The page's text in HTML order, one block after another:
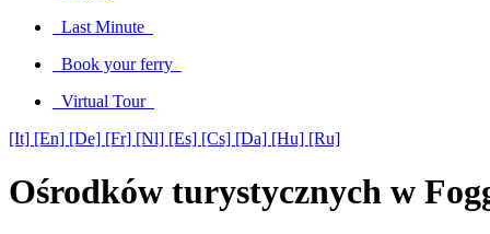
Last Minute
Book your ferry
Virtual Tour
[It] [En] [De] [Fr] [Nl] [Es] [Cs] [Da] [Hu] [Ru]
Ośrodków turystycznych w